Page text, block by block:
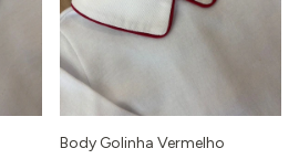
Body Golinha Vermelho